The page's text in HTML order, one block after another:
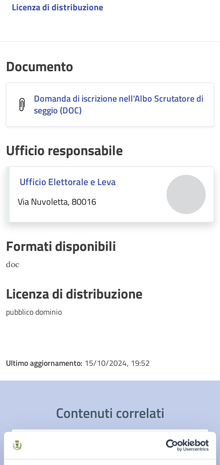
Licenza di distribuzione
Documento
Domanda di iscrizione nell'Albo Scrutatore di
seggio (DOC)
Ufficio responsabile
Ufficio Elettorale e Leva
Via Nuvoletta, 80016
Formati disponibili
doc
Licenza di distribuzione
pubblico dominio
Ultimo aggiornamento: 15/10/2024, 19:52
Contenuti correlati